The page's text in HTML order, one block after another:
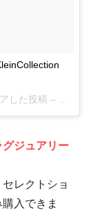
Emma Stoneさん(@itsemilystone)がシェアした投稿 –
2017 1月
ジュアリー
レクトショ
入できま